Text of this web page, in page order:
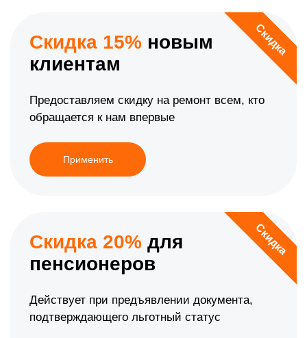
Скидка
Скидка 15% новым
клиентам
Предоставляем скидку на ремонт всем, кто
обращается к нам впервые
Применить
Скидка
Скидка 20% для
пенсионеров
Действует при предъявлении документа,
подтверждающего льготный статус